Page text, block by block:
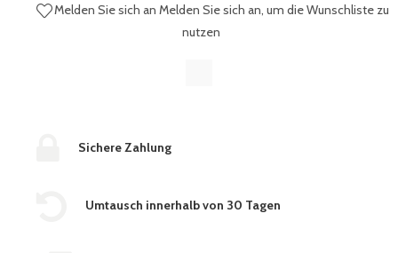
Melden Sie sich an Melden Sie sich an, um die Wunschliste zu
nutzen
Sichere Zahlung
Umtausch innerhalb von 30 Tagen